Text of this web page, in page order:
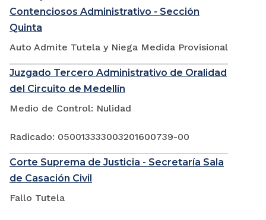
Contenciosos Administrativo - Sección
Quinta
Auto Admite Tutela y Niega Medida Provisional
Juzgado Tercero Administrativo de Oralidad
del Circuito de Medellín
Medio de Control: Nulidad
Radicado: 050013333003201600739-00
Corte Suprema de Justicia - Secretaría Sala
de Casación Civil
Fallo Tutela